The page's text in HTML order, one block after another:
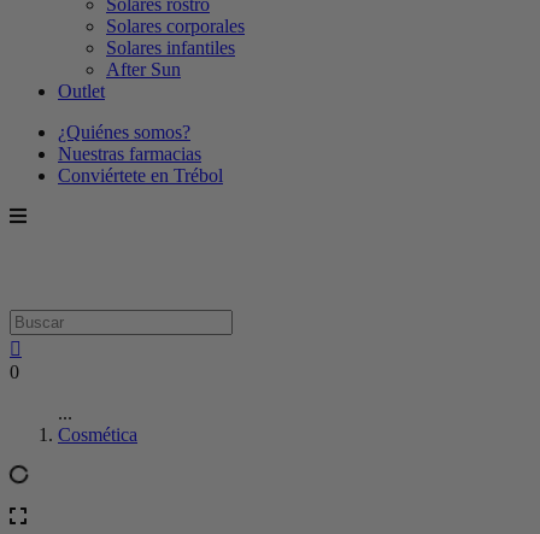
Solares rostro
Solares corporales
Solares infantiles
After Sun
Outlet
¿Quiénes somos?
Nuestras farmacias
Conviértete en Trébol
0
...
Cosmética